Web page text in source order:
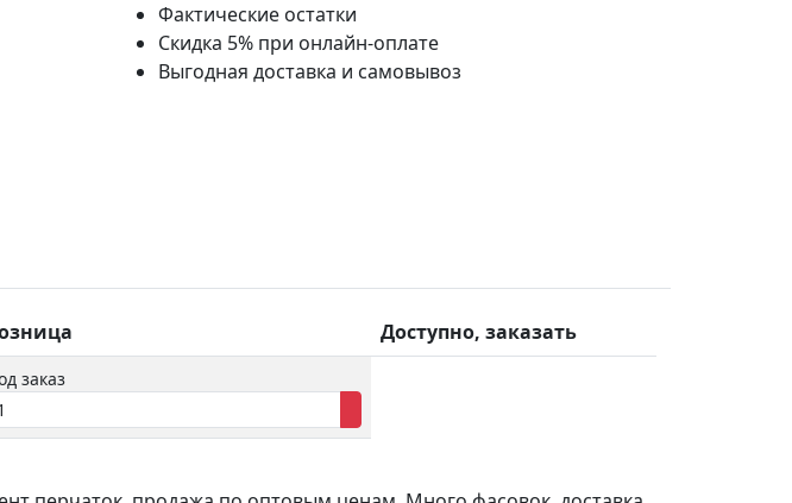
Фактические остатки
Скидка 5% при онлайн-оплате
Выгодная доставка и самовывоз
Доступно, заказать
заказ